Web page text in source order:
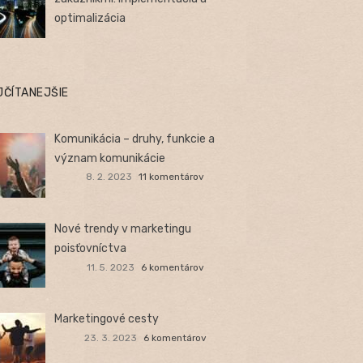
optimalizácia
Komunikácia – druhy, funkcie a
význam komunikácie
8. 2. 2023 11 komentárov
Nové trendy v marketingu
poisťovníctva
11. 5. 2023 6 komentárov
Marketingové cesty
23. 3. 2023 6 komentárov